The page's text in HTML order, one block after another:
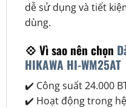
dễ sử dụng và tiết
dùng.
💠 Vì sao nên chọn
HIKAWA HI-WM25AT
✔️ Công suất 24.000
✔️ Hoạt động trong